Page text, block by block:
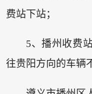
费站下站；
5、播州收费
往贵阳方向的车辆